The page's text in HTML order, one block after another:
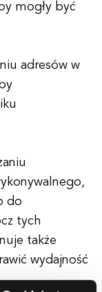
mogły być
adresów w
do
tych
także
wydajność